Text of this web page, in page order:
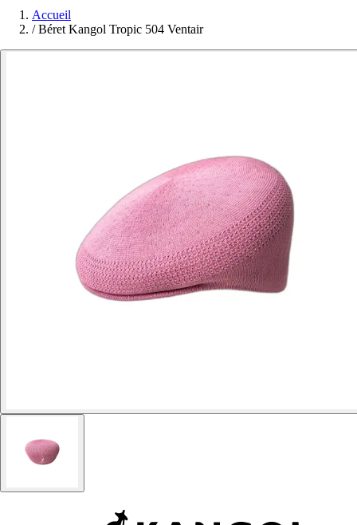
Accueil
/ Béret Kangol Tropic 504 Ventair